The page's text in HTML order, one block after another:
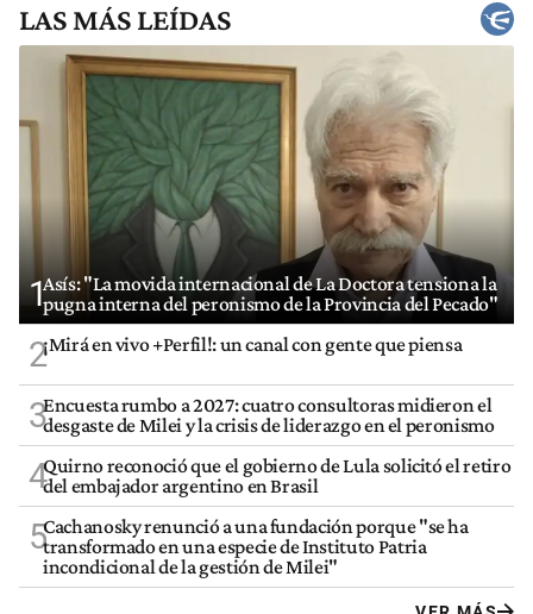
LAS MÁS LEÍDAS
1Asís: "La movida internacional de La Doctora tensiona la
pugna interna del peronismo de la Provincia del Pecado"
2¡Mirá en vivo +Perfil!: un canal con gente que piensa
3Encuesta rumbo a 2027: cuatro consultoras midieron el
desgaste de Milei y la crisis de liderazgo en el peronismo
4Quirno reconoció que el gobierno de Lula solicitó el retiro
del embajador argentino en Brasil
5Cachanosky renunció a una fundación porque "se ha
transformado en una especie de Instituto Patria
incondicional de la gestión de Milei"